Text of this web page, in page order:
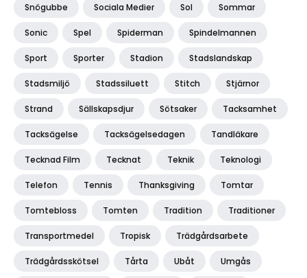
Snögubbe Sociala Medier Sol Sommar
Sonic Spel Spiderman Spindelmannen
Sport Sporter Stadion Stadslandskap
Stadsmiljö Stadssiluett Stitch Stjärnor
Strand Sällskapsdjur Sötsaker Tacksamhet
Tacksägelse Tacksägelsedagen Tandläkare
Tecknad Film Tecknat Teknik Teknologi
Telefon Tennis Thanksgiving Tomtar
Tomtebloss Tomten Tradition Traditioner
Transportmedel Tropisk Trädgårdsarbete
Trädgårdsskötsel Tårta Ubåt Umgås